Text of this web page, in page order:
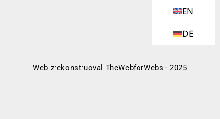
EN
DE
Web zrekonstruoval TheWebforWebs - 2025